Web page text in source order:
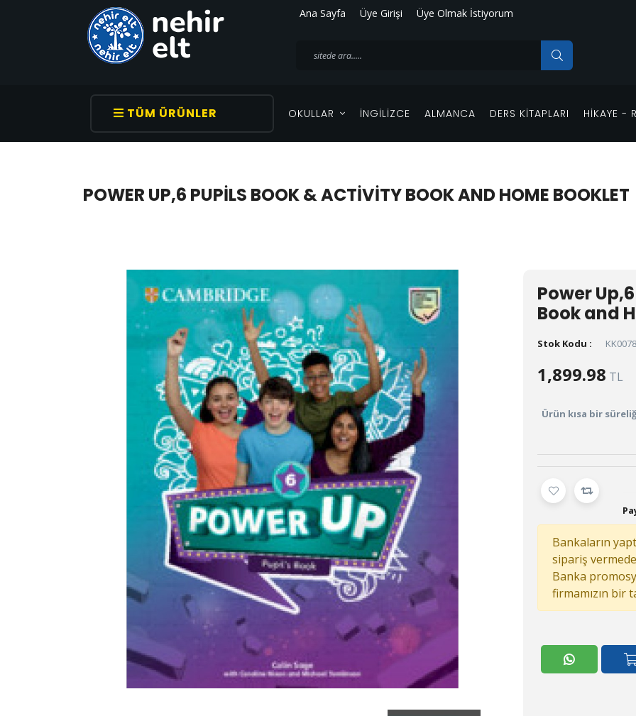
Ana Sayfa Üye Girişi Üye Olmak İstiyorum
TÜM ÜRÜNLER OKULLAR İNGILIZCE ALMANCA DERS KITAPLARI HIKAYE -
POWER UP,6 PUPILS BOOK & ACTIVITY BOOK AND HOME BOOKLET
Power
Book and
Stok Kodu : KK0078
1,899.98 TL
Ürün kısa bir
Bankaların
sipariş
Banka
firmamızın bir